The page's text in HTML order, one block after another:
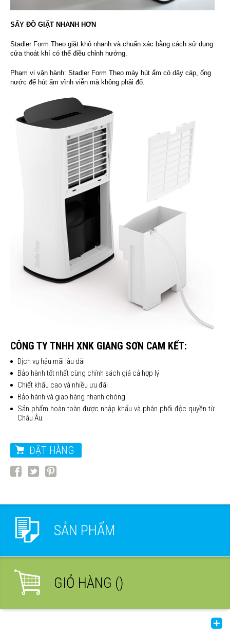
SẤY ĐỒ GIẶT NHANH HƠN
Stadler Form Theo giặt khô nhanh và chuẩn xác bằng cách sử dụng
cửa thoát khí có thể điều chỉnh hướng.
Phạm vi vận hành: Stadler Form Theo máy hút ẩm có dây cáp, ống
nước để hút ẩm vĩnh viễn mà không phải đổ.
CÔNG TY TNHH XNK GIANG SƠN CAM KẾT:
Dịch vụ hậu mãi lâu dài
Bảo hành tốt nhất cùng chính sách giá cả hợp lý
Chiết khấu cao và nhiều ưu đãi
Bảo hành và giao hàng nhanh chóng
Sản phẩm hoàn toàn được nhập khẩu và phân phối độc quyền từ
Châu Âu.
ĐẶT HÀNG
SẢN PHẨM
GIỎ HÀNG ()